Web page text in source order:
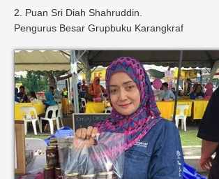
2. Puan Sri Diah Shahruddin.
Pengurus Besar Grupbuku Karangkraf